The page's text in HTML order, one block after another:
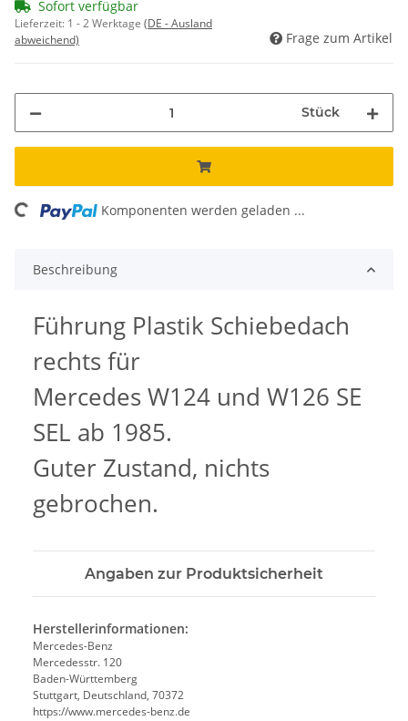
Sofort verfügbar
Lieferzeit: 1 - 2 Werktage (DE - Ausland
abweichend)
Frage zum Artikel
Stück
Komponenten werden geladen ...
Beschreibung
Führung Plastik Schiebedach
rechts für
Mercedes W124 und W126 SE
SEL ab 1985.
Guter Zustand, nichts
gebrochen.
Angaben zur Produktsicherheit
Herstellerinformationen:
Mercedes-Benz
Mercedesstr. 120
Baden-Württemberg
Stuttgart, Deutschland, 70372
https://www.mercedes-benz.de